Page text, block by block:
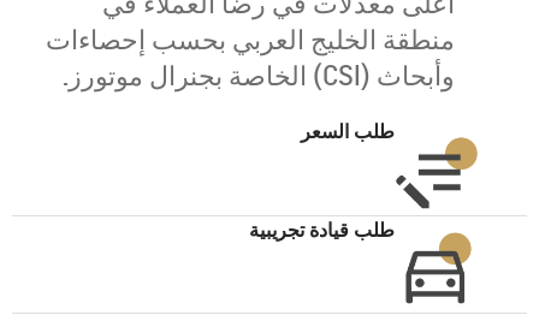
منطقة الخليج العربي بحسب إحصاءات
وأبحاث (CSI) الخاصة بجنرال موتورز.
طلب السعر
طلب قيادة تجريبية